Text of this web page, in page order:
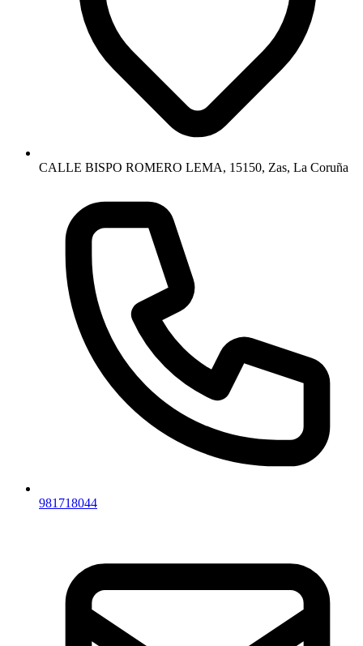
CALLE BISPO ROMERO LEMA, 15150, Zas, La Coruña
981718044